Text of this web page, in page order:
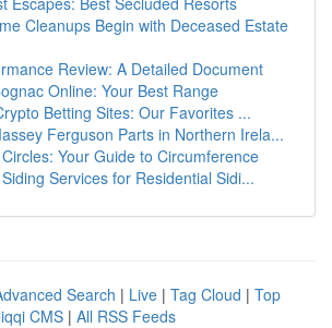
Cleanups Begin with Deceased Estate
Review: A Detailed Document
Online: Your Best Range
Betting Sites: Our Favorites ...
Ferguson Parts in Northern Irela...
Your Guide to Circumference
Services for Residential Sidi...
Search | Live | Tag Cloud | Top
CMS | All RSS Feeds